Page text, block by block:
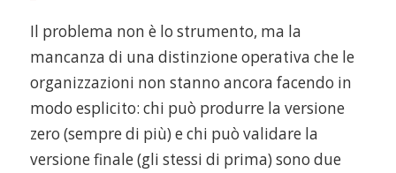
Il problema non è lo strumento, ma la
mancanza di una distinzione operativa che le
organizzazioni non stanno ancora facendo in
modo esplicito: chi può produrre la versione
zero (sempre di più) e chi può validare la
versione finale (gli stessi di prima) sono due